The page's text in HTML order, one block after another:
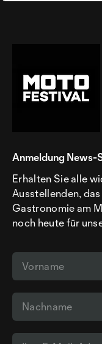
Anmeldung News-
Erhalten Sie alle
Ausstellenden,
Gastronomie am
noch heute für